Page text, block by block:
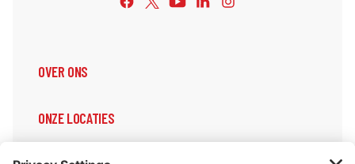
OVER ONS
ONZE LOCATIES